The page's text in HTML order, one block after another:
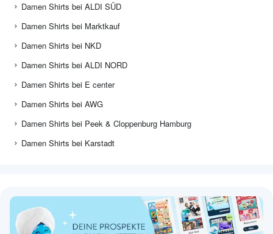
Damen Shirts bei ALDI SÜD
Damen Shirts bei Marktkauf
Damen Shirts bei NKD
Damen Shirts bei ALDI NORD
Damen Shirts bei E center
Damen Shirts bei AWG
Damen Shirts bei Peek & Cloppenburg Hamburg
Damen Shirts bei Karstadt